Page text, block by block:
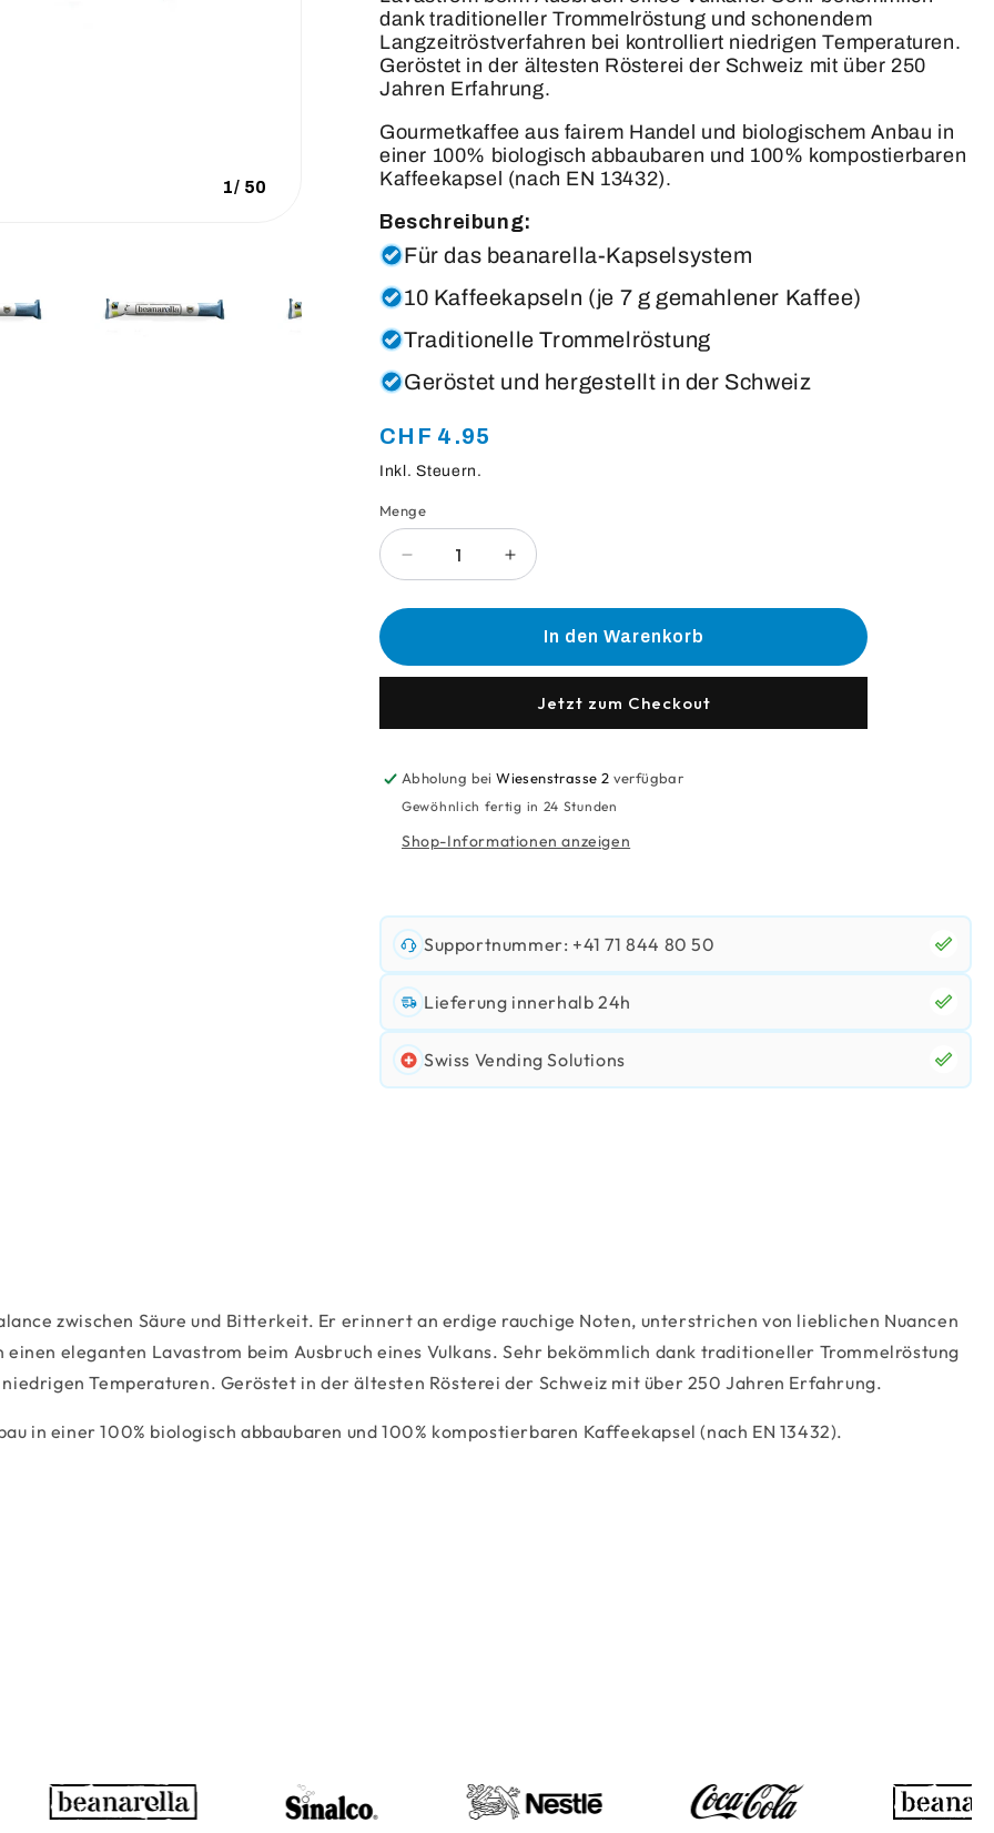
1/ 50
dank traditioneller Trommelröstung und schonendem
Langzeitröstverfahren bei kontrolliert niedrigen Temperaturen.
Geröstet in der ältesten Rösterei der Schweiz mit über 250
Jahren Erfahrung.
Gourmetkaffee aus fairem Handel und biologischem Anbau in
einer 100% biologisch abbaubaren und 100% kompostierbaren
Kaffeekapsel (nach EN 13432).
Beschreibung:
Für das beanarella-Kapselsystem
10 Kaffeekapseln (je 7 g gemahlener Kaffee)
Traditionelle Trommelröstung
Geröstet und hergestellt in der Schweiz
Normaler
Preis
CHF 4.95
Inkl. Steuern.
Anzahl
Menge
Verringere
die
Menge
Espresso
Erhöhe
die
Menge
Espresso
Ruvido
In den Warenkorb
Jetzt zum Checkout
Abholung beiWiesenstrasse 2 verfügbar
Gewöhnlich fertig in 24 Stunden
Shop-Informationen anzeigen
Supportnummer: +41 71 844 80 50
Lieferung innerhalb 24h
Swiss Vending Solutions
zwischen Säure und Bitterkeit. Er erinnert an erdige rauchige Noten, unterstrichen von lieblichen Nuancen
eleganten Lavastrom beim Ausbruch eines Vulkans. Sehr bekömmlich dank traditioneller Trommelröstung
Temperaturen. Geröstet in der ältesten Rösterei der Schweiz mit über 250 Jahren Erfahrung.
in einer 100% biologisch abbaubaren und 100% kompostierbaren Kaffeekapsel (nach EN 13432).